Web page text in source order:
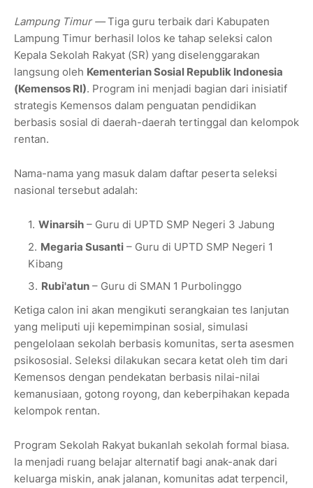
Lampung Timur —Tiga guru terbaik dari Kabupaten
Lampung Timur berhasil lolos ke tahap seleksi calon
Kepala Sekolah Rakyat (SR) yang diselenggarakan
langsung oleh Kementerian Sosial Republik Indonesia
(Kemensos RI). Program ini menjadi bagian dari inisiatif
strategis Kemensos dalam penguatan pendidikan
berbasis sosial di daerah-daerah tertinggal dan kelompok
rentan.
Nama-nama yang masuk dalam daftar peserta seleksi
nasional tersebut adalah:
Winarsih – Guru di UPTD SMP Negeri 3 Jabung
Megaria Susanti – Guru di UPTD SMP Negeri 1
Kibang
Rubi'atun – Guru di SMAN 1 Purbolinggo
Ketiga calon ini akan mengikuti serangkaian tes lanjutan
yang meliputi uji kepemimpinan sosial, simulasi
pengelolaan sekolah berbasis komunitas, serta asesmen
psikososial. Seleksi dilakukan secara ketat oleh tim dari
Kemensos dengan pendekatan berbasis nilai-nilai
kemanusiaan, gotong royong, dan keberpihakan kepada
kelompok rentan.
Program Sekolah Rakyat bukanlah sekolah formal biasa.
Ia menjadi ruang belajar alternatif bagi anak-anak dari
keluarga miskin, anak jalanan, komunitas adat terpencil,